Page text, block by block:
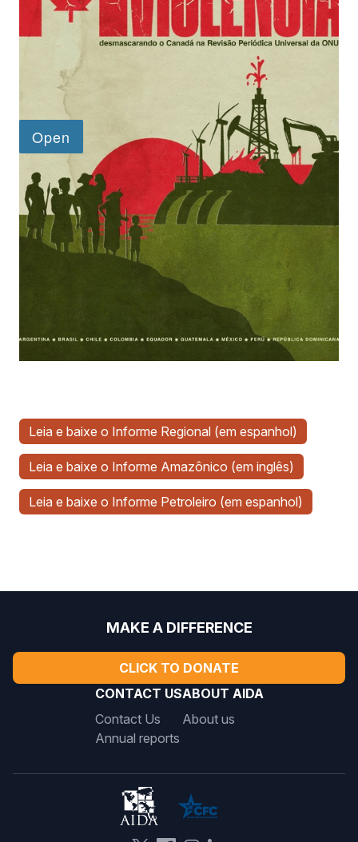
Leia e baixe o Informe Regional (em espanhol)
Leia e baixe o Informe Amazônico (em inglês)
Leia e baixe o Informe Petroleiro (em espanhol)
MAKE A DIFFERENCE
CLICK TO DONATE
CONTACT US
Contact Us
Annual reports
ABOUT AIDA
About us